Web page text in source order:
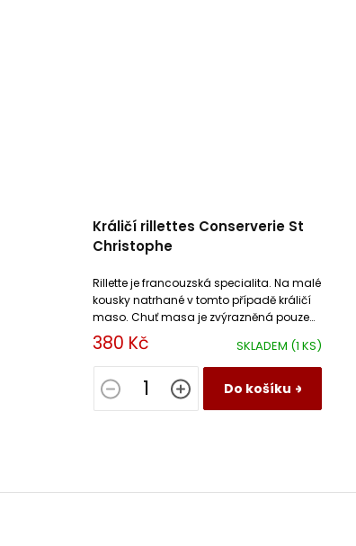
Králičí rillettes Conserverie St
Christophe
SKLADEM (1 KS)
380 Kč
Do košíku
Rillette je francouzská specialita. Na malé
kousky natrhané v tomto případě králičí
maso. Chuť masa je zvýrazněná pouze
výpekem z vepřového masa, solí a
pepřem.
Z